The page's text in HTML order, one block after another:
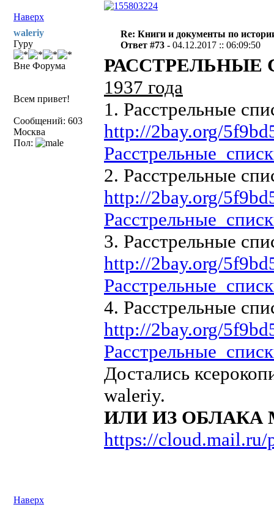
Наверх
waleriy
Гуру
Вне Форума
Всем привет!
Сообщений: 603
Москва
Пол:
Re: Книги и документы по
Ответ #73 -04.12.2017 :: 06:09:50
РАССТРЕЛЬНЫЕ
1937 года
1. Расстрельные
http://2bay.org/
2. Расстрельные
http://2bay.org/
3. Расстрельные
http://2bay.org/
4. Расстрельные
http://2bay.org/
Достались
waleriy.
ИЛИ ИЗ ОБЛАКА
https://
Наверх